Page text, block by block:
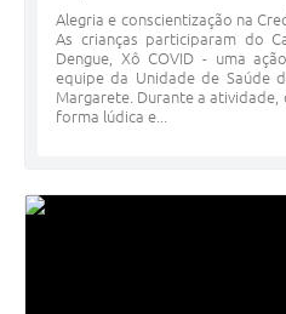
Alegria e conscientização na
As crianças participaram do
Dengue, Xô COVID - uma
equipe da Unidade de Saúde
Margarete. Durante a
forma lúdica e...